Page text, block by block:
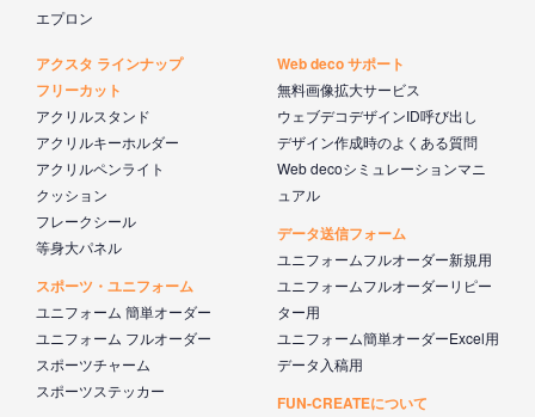
エプロン
アクスタ ラインナップ
フリーカット
アクリルスタンド
アクリルキーホルダー
アクリルペンライト
クッション
フレークシール
等身大パネル
スポーツ・ユニフォーム
ユニフォーム 簡単オーダー
ユニフォーム フルオーダー
スポーツチャーム
スポーツステッカー
Web deco サポート
無料画像拡大サービス
ウェブデコデザインID呼び出し
デザイン作成時のよくある質問
Web decoシミュレーションマニ
ュアル
データ送信フォーム
ユニフォームフルオーダー新規用
ユニフォームフルオーダーリピー
ター用
ユニフォーム簡単オーダーExcel用
データ入稿用
FUN-CREATEについて